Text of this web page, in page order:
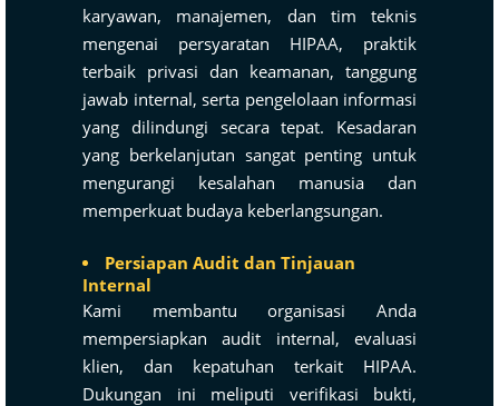
karyawan, manajemen, dan tim teknis
mengenai persyaratan HIPAA, praktik
terbaik privasi dan keamanan, tanggung
jawab internal, serta pengelolaan informasi
yang dilindungi secara tepat. Kesadaran
yang berkelanjutan sangat penting untuk
mengurangi kesalahan manusia dan
memperkuat budaya keberlangsungan.
Persiapan Audit dan Tinjauan
Internal
Kami membantu organisasi Anda
mempersiapkan audit internal, evaluasi
klien, dan kepatuhan terkait HIPAA.
Dukungan ini meliputi verifikasi bukti,